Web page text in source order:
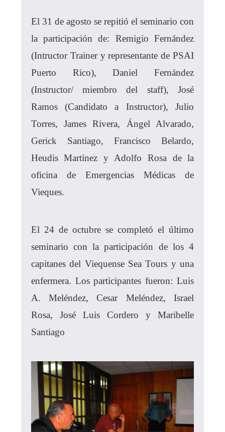
El 31 de agosto se repitió el seminario con
la participación de: Remigio Fernández
(Intructor Trainer y representante de PSAI
Puerto Rico), Daniel Fernández
(Instructor/ miembro del staff), José
Ramos (Candidato a Instructor), Julio
Torres, James Rivera, Ángel Alvarado,
Gerick Santiago, Francisco Belardo,
Heudis Martínez y Adolfo Rosa de la
oficina de Emergencias Médicas de
Vieques.
El 24 de octubre se completó el último
seminario con la participación de los 4
capitanes del Viequense Sea Tours y una
enfermera. Los participantes fueron: Luis
A. Meléndez, Cesar Meléndez, Israel
Rosa, José Luis Cordero y Maribelle
Santiago